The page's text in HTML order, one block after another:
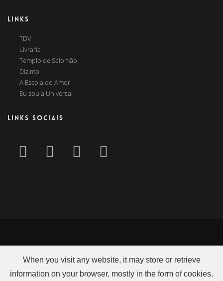
LINKS
TDV
Livraria
Templo de Salomão
Dízimo
A Escola do Amor
Eu sou a Universal
LINKS SOCIAIS
When you visit any website, it may store or retrieve
information on your browser, mostly in the form of cookies.